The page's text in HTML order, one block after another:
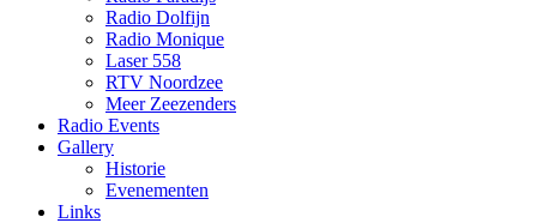
Radio Dolfijn
Radio Monique
Laser 558
RTV Noordzee
Meer Zeezenders
Radio Events
Gallery
Historie
Evenementen
Links